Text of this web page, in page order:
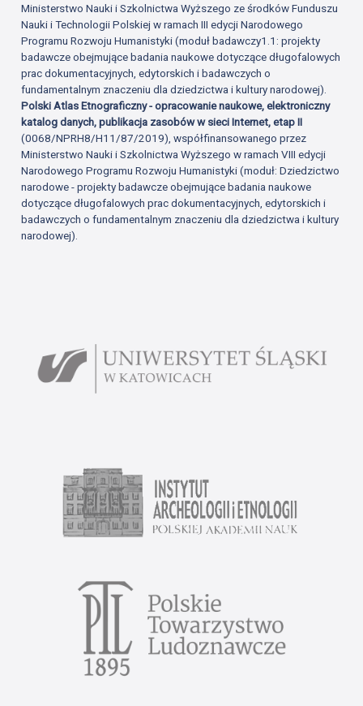
Ministerstwo Nauki i Szkolnictwa Wyższego ze środków Funduszu
Nauki i Technologii Polskiej w ramach III edycji Narodowego
Programu Rozwoju Humanistyki (moduł badawczy1.1: projekty
badawcze obejmujące badania naukowe dotyczące długofalowych
prac dokumentacyjnych, edytorskich i badawczych o
fundamentalnym znaczeniu dla dziedzictwa i kultury narodowej).
Polski Atlas Etnograficzny - opracowanie naukowe, elektroniczny
katalog danych, publikacja zasobów w sieci Internet, etap II
(0068/NPRH8/H11/87/2019), współfinansowanego przez
Ministerstwo Nauki i Szkolnictwa Wyższego w ramach VIII edycji
Narodowego Programu Rozwoju Humanistyki (moduł: Dziedzictwo
narodowe - projekty badawcze obejmujące badania naukowe
dotyczące długofalowych prac dokumentacyjnych, edytorskich i
badawczych o fundamentalnym znaczeniu dla dziedzictwa i kultury
narodowej).